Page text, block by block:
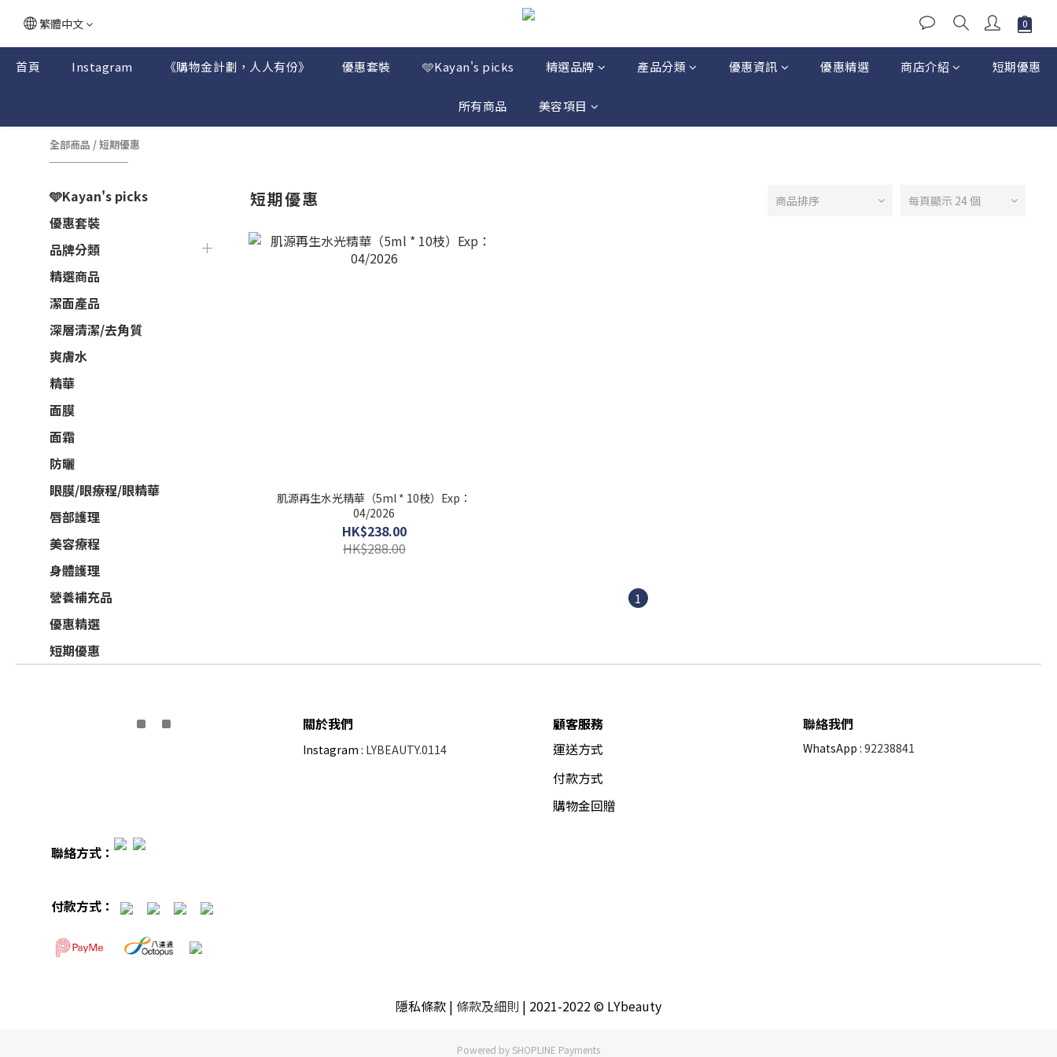
繁體中文
首頁 Instagram 《購物金計劃，人人有份》 優惠套裝 🩵Kayan's picks 精選品牌 產品分類 優惠資訊 優惠精選 商店介紹 短期優惠
所有商品 美容項目
全部商品 /短期優惠
🩵Kayan's picks
優惠套裝
品牌分類
精選商品
潔面產品
深層清潔/去角質
爽膚水
精華
面膜
面霜
防曬
眼膜/眼療程/眼精華
唇部護理
美容療程
身體護理
營養補充品
優惠精選
短期優惠
短期優惠 商品排序 每頁顯示 24 個
肌源再生水光精華（5ml * 10枝）Exp：
04/2026
HK$238.00
HK$288.00
1
關於我們
Instagram : LYBEAUTY.0114
顧客服務
運送方式
付款方式
購物金回贈
聯絡我們
WhatsApp : 92238841
聯絡方式：
付款方式：
隱私條款 | 條款及細則 | 2021-2022 © LYbeauty
Powered by SHOPLINE Payments